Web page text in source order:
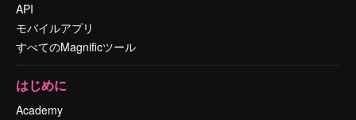
API
モバイルアプリ
すべてのMagnificツール
はじめに
Academy